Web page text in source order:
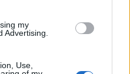
my
Advertising.
Use,
restaurálás
köve mesél –
területen található